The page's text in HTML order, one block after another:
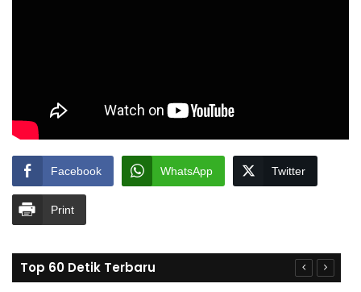
Facebook WhatsApp Twitter
Print
Top 60 Detik Terbaru